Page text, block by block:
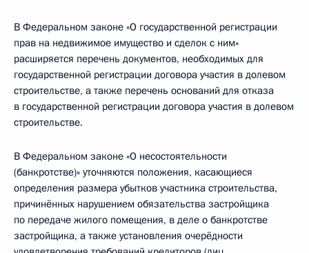
В Федеральном законе «О государственной регистрации
прав на недвижимое имущество и сделок с ним»
расширяется перечень документов, необходимых для
государственной регистрации договора участия в долевом
строительстве, а также перечень оснований для отказа
в государственной регистрации договора участия в долевом
строительстве.
В Федеральном законе «О несостоятельности
(банкротстве)» уточняются положения, касающиеся
определения размера убытков участника строительства,
причинённых нарушением обязательства застройщика
по передаче жилого помещения, в деле о банкротстве
застройщика, а также установления очерёдности